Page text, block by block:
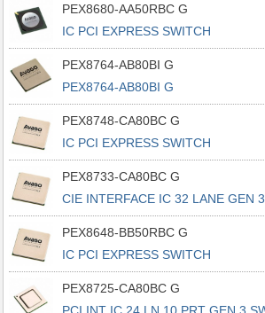
PEX8680-AA50RBC G
IC PCI EXPRESS SWITCH
1156FCBGA
PEX8764-AB80BI G
PEX8764-AB80BI G
PEX8748-CA80BC G
IC PCI EXPRESS SWITCH
676FCBGA
PEX8733-CA80BC G
CIE INTERFACE IC 32 LANE GEN 3
PEX8648-BB50RBC G
IC PCI EXPRESS SWITCH
676FCBGA
PEX8725-CA80BC G